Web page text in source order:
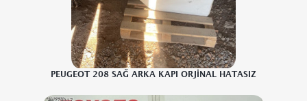
PEUGEOT 208 SAĞ ARKA KAPI ORJİNAL HATASIZ